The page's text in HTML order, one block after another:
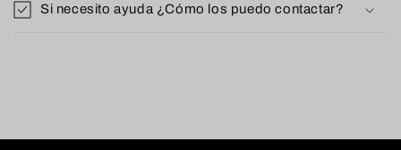
Si necesito ayuda ¿Cómo los puedo contactar?